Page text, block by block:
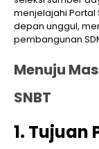
menjelajahi Portal
depan unggul,
pembangunan
Menuju
SNBT
1. Tujuan